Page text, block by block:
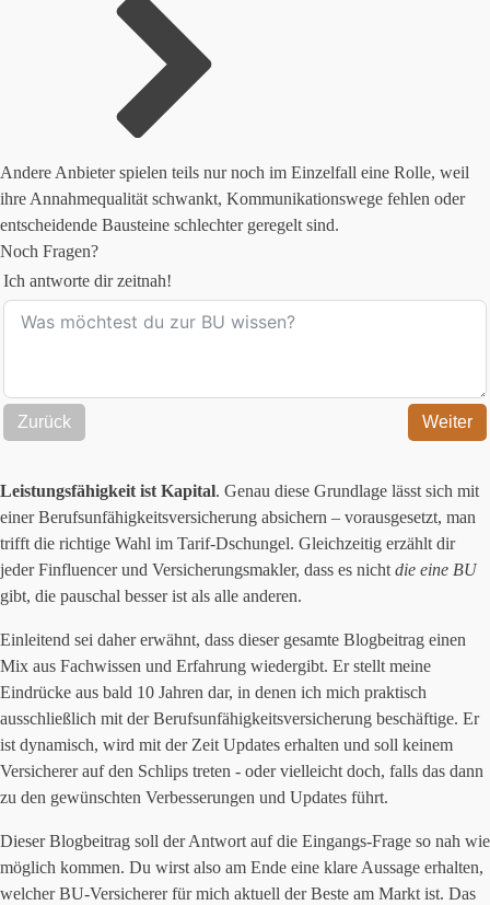
Andere Anbieter spielen teils nur noch im Einzelfall eine Rolle, weil
ihre Annahmequalität schwankt, Kommunikationswege fehlen oder
entscheidende Bausteine schlechter geregelt sind.
Noch Fragen?
Ich antworte dir zeitnah!
Zurück Weiter
Leistungsfähigkeit ist Kapital. Genau diese Grundlage lässt sich mit
einer Berufsunfähigkeitsversicherung absichern – vorausgesetzt, man
trifft die richtige Wahl im Tarif-Dschungel. Gleichzeitig erzählt dir
jeder Finfluencer und Versicherungsmakler, dass es nicht die eine BU
gibt, die pauschal besser ist als alle anderen.
Einleitend sei daher erwähnt, dass dieser gesamte Blogbeitrag einen
Mix aus Fachwissen und Erfahrung wiedergibt. Er stellt meine
Eindrücke aus bald 10 Jahren dar, in denen ich mich praktisch
ausschließlich mit der Berufsunfähigkeitsversicherung beschäftige. Er
ist dynamisch, wird mit der Zeit Updates erhalten und soll keinem
Versicherer auf den Schlips treten - oder vielleicht doch, falls das dann
zu den gewünschten Verbesserungen und Updates führt.
Dieser Blogbeitrag soll der Antwort auf die Eingangs-Frage so nah wie
möglich kommen. Du wirst also am Ende eine klare Aussage erhalten,
welcher BU-Versicherer für mich aktuell der Beste am Markt ist. Das